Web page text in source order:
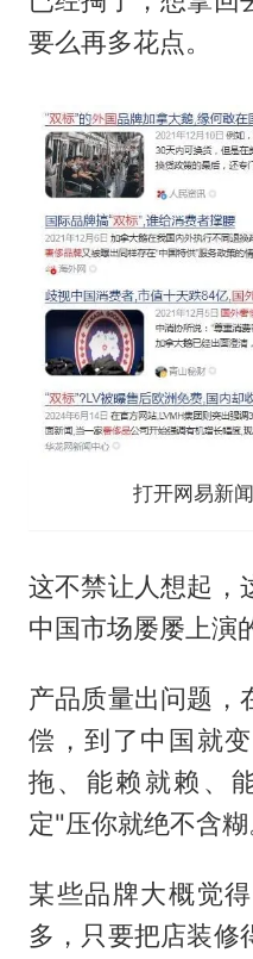
要么再多花点。
打开网易新
这不禁让人想起，
中国市场屡屡上演
产品质量出问题，
偿，到了中国就
拖、能赖就赖、
定"压你就绝不含糊
某些品牌大概觉
多，只要把店装修